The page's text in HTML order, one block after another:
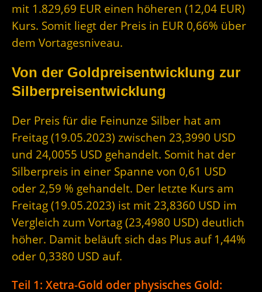
mit 1.829,69 EUR einen höheren (12,04 EUR)
Kurs. Somit liegt der Preis in EUR 0,66% über
dem Vortagesniveau.
Von der Goldpreisentwicklung zur
Silberpreisentwicklung
Der Preis für die Feinunze Silber hat am
Freitag (19.05.2023) zwischen 23,3990 USD
und 24,0055 USD gehandelt. Somit hat der
Silberpreis in einer Spanne von 0,61 USD
oder 2,59 % gehandelt. Der letzte Kurs am
Freitag (19.05.2023) ist mit 23,8360 USD im
Vergleich zum Vortag (23,4980 USD) deutlich
höher. Damit beläuft sich das Plus auf 1,44%
oder 0,3380 USD auf.
Teil 1: Xetra-Gold oder physisches Gold: